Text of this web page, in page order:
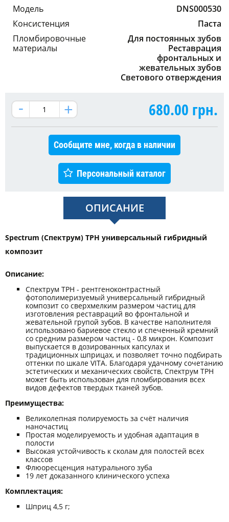
Модель
DNS000530
Консистенция
Паста
Пломбировочные
материалы
Для постоянных зубов
Реставрация
фронтальных и
жевательных зубов
Светового отверждения
680.00 грн.
Сообщите мне, когда в наличии
Персональный каталог
ОПИСАНИЕ
Spectrum (Спектрум) TPH универсальный гибридный
композит
Описание:
Спектрум ТРН - рентгеноконтрастный
фотополимеризуемый универсальный гибридный
композит со сверхмелким размером частиц для
изготовления реставраций во фронтальной и
жевательной групой зубов. В качестве наполнителя
использовано бариевое стекло и спеченный кремний
со средним размером частиц - 0,8 микрон. Композит
выпускается в дозированных капсулах и
традиционных шприцах, и позволяет точно подбирать
оттенки по шкале VITA. Благодаря удачному сочетанию
эстетических и механических свойств, Спектрум ТРН
может быть использован для пломбирования всех
видов дефектов твердых тканей зубов.
Преимущества:
Великолепная полируемость за счёт наличия
наночастиц
Простая моделируемость и удобная адаптация в
полости
Высокая устойчивость к сколам для полостей всех
классов
Флюоресценция натурального зуба
19 лет доказанного клинического успеха
Комплектация:
Шприц 4,5 г;